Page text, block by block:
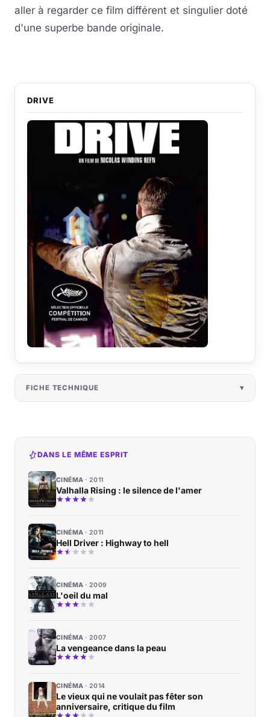
aller à regarder ce film différent et singulier doté
d'une superbe bande originale.
DRIVE
FICHE TECHNIQUE
DANS LE MÊME ESPRIT
CINÉMA 2011
Valhalla Rising : le silence de l'amer
CINÉMA 2011
Hell Driver : Highway to hell
CINÉMA 2009
L'oeil du mal
CINÉMA 2007
La vengeance dans la peau
CINÉMA 2014
Le vieux qui ne voulait pas fêter son
anniversaire, critique du film